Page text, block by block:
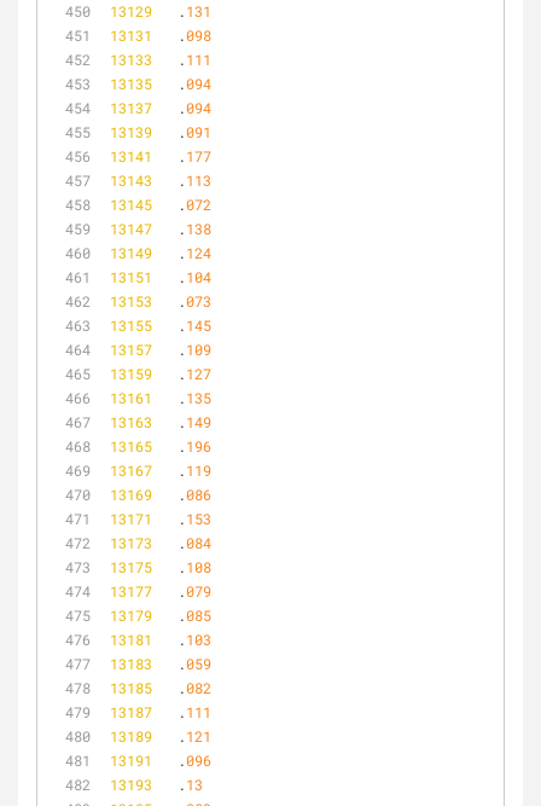
13129
	.
131
13131
	.
098
13133
	.
111
13135
	.
094
13137
	.
094
13139
	.
091
13141
	.
177
13143
	.
113
13145
	.
072
13147
	.
138
13149
	.
124
13151
	.
104
13153
	.
073
13155
	.
145
13157
	.
109
13159
	.
127
13161
	.
135
13163
	.
149
13165
	.
196
13167
	.
119
13169
	.
086
13171
	.
153
13173
	.
084
13175
	.
108
13177
	.
079
13179
	.
085
13181
	.
103
13183
	.
059
13185
	.
082
13187
	.
111
13189
	.
121
13191
	.
096
13193
	.
13